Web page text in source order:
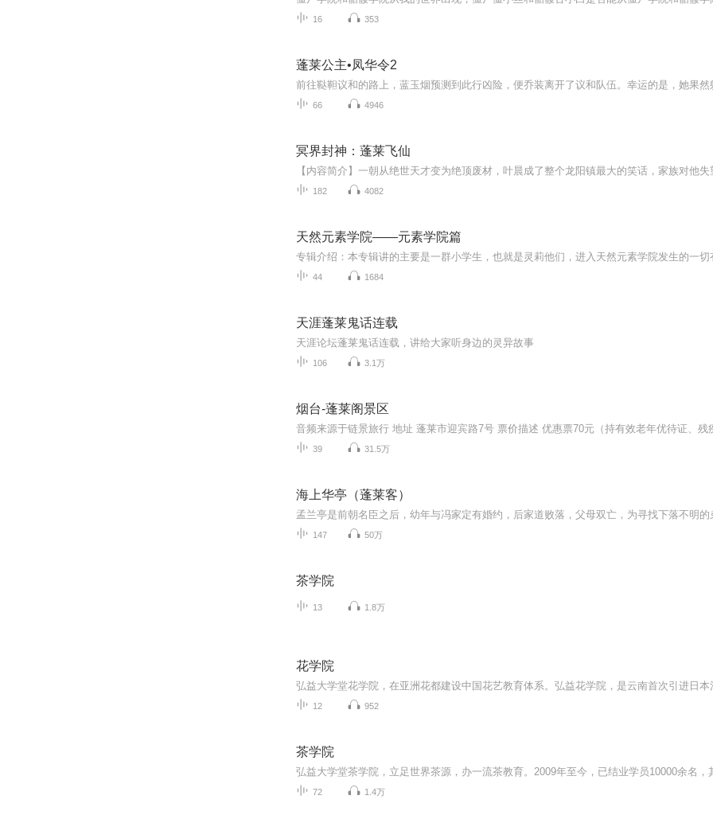
16 353
蓬莱公主•凤华令2
66 4946
冥界封神：蓬莱飞仙
182 4082
天然元素学院——元素学院篇
44 1684
天涯蓬莱鬼话连载
天涯论坛蓬莱鬼话连载，讲给大家听身边的灵异故事
106 3.1万
烟台-蓬莱阁景区
39 31.5万
海上华亭（蓬莱客）
147 50万
茶学院
13 1.8万
花学院
12 952
茶学院
72 1.4万